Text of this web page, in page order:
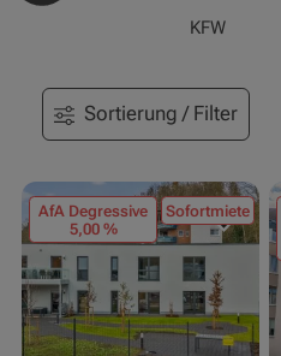
KFW
Sortierung / Filter
AfA Degressive
5,00 %
Sofortmiete